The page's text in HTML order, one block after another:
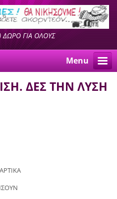
ΔΩΡΟ ΓΙΑ ΟΛΟΥΣ
Menu
ΔΕΣ ΤΗΝ ΛΥΣΗ